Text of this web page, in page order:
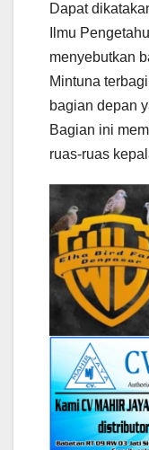
Dapat
Ilmu
menyebutkan
Mintuna
bagian depan
Bagian ini
ruas-ruas